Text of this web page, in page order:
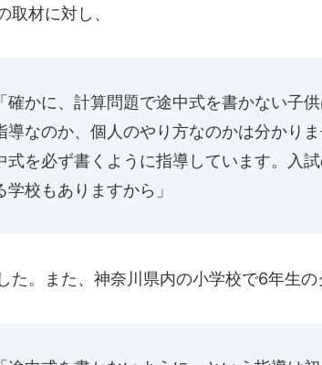
取材に対し、
「確かに、計算問題で途中式を書かない子
導なのか、個人のやり方なのかは分かり
式を必ず書くように指導しています。入
学校もありますから」
た。また、神奈川県内の小学校で6年生